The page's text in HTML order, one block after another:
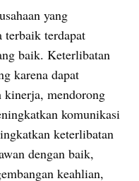
yang
terbaik terdapat
baik. Keterlibatan
karena dapat
mendorong
komunikasi
keterlibatan
dengan baik,
keahlian,